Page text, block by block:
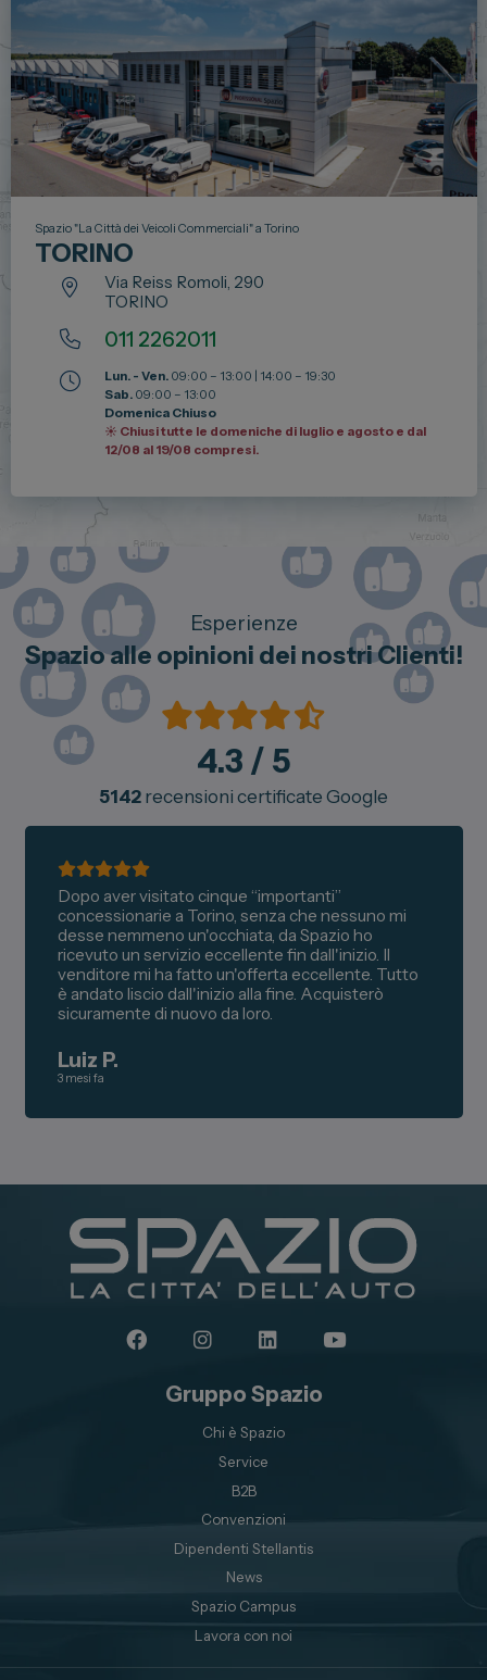
Spazio "La Città dei Veicoli Commerciali" a Torino
TORINO
Via Reiss Romoli, 290
TORINO
011 2262011
Lun. - Ven. 09:00 – 13:00 | 14:00 – 19:30
Sab. 09:00 – 13:00
Domenica Chiuso
☀️ Chiusi tutte le domeniche di luglio e agosto e dal
12/08 al 19/08 compresi.
Esperienze
Spazio alle opinioni dei nostri Clienti!
4.3 / 5
5142recensioni certificate Google
Dopo aver visitato cinque “importanti”
concessionarie a Torino, senza che nessuno mi
desse nemmeno un'occhiata, da Spazio ho
ricevuto un servizio eccellente fin dall'inizio. Il
venditore mi ha fatto un'offerta eccellente. Tutto
è andato liscio dall'inizio alla fine. Acquisterò
sicuramente di nuovo da loro.
Luiz P.
3 mesi fa
Gruppo Spazio
Chi è Spazio
Service
B2B
Convenzioni
Dipendenti Stellantis
News
Spazio Campus
Lavora con noi